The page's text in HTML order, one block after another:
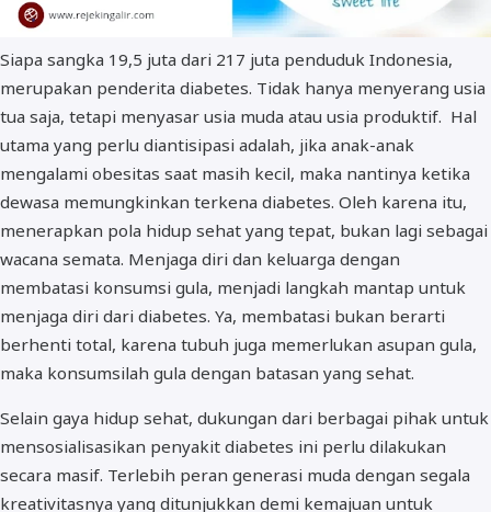
Siapa sangka 19,5 juta dari 217 juta penduduk Indonesia,
merupakan penderita diabetes. Tidak hanya menyerang usia
tua saja, tetapi menyasar usia muda atau usia produktif. Hal
utama yang perlu diantisipasi adalah, jika anak-anak
mengalami obesitas saat masih kecil, maka nantinya ketika
dewasa memungkinkan terkena diabetes. Oleh karena itu,
menerapkan pola hidup sehat yang tepat, bukan lagi sebagai
wacana semata. Menjaga diri dan keluarga dengan
membatasi konsumsi gula, menjadi langkah mantap untuk
menjaga diri dari diabetes. Ya, membatasi bukan berarti
berhenti total, karena tubuh juga memerlukan asupan gula,
maka konsumsilah gula dengan batasan yang sehat.
Selain gaya hidup sehat, dukungan dari berbagai pihak untuk
mensosialisasikan penyakit diabetes ini perlu dilakukan
secara masif. Terlebih peran generasi muda dengan segala
kreativitasnya yang ditunjukkan demi kemajuan untuk